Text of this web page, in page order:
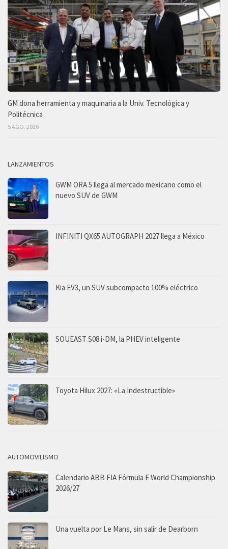
GM dona herramienta y maquinaria a la Univ. Tecnológica y
Politécnica
5 AGO, 2026
LANZAMIENTOS
GWM ORA 5 llega al mercado mexicano como el
nuevo SUV de GWM
INFINITI QX65 AUTOGRAPH 2027 llega a México
Kia EV3, un SUV subcompacto 100% eléctrico
SOUEAST S08 i-DM, la PHEV inteligente
Toyota Hilux 2027: «La Indestructible»
AUTOMOVILISMO
Calendario ABB FIA Fórmula E World Championship
2026/27
Una vuelta por Le Mans, sin salir de Dearborn